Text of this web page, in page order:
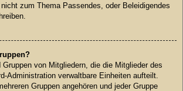
nicht zum Thema Passendes, oder Beleidigendes
Gruppen von Mitgliedern, die die Mitglieder des
Administration verwaltbare Einheiten aufteilt.
Gruppen angehören und jeder Gruppe